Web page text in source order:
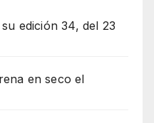
edición 34, del 23
en seco el